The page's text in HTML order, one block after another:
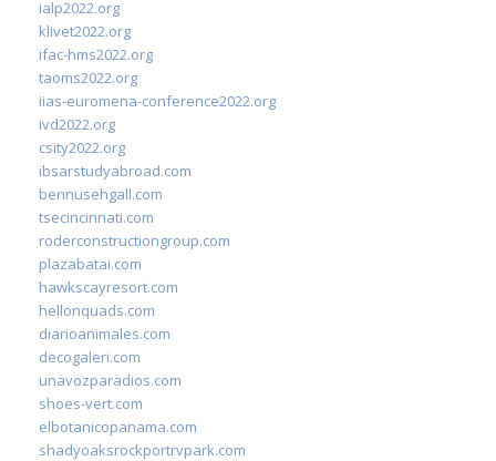
ialp2022.org
klivet2022.org
ifac-hms2022.org
taoms2022.org
iias-euromena-conference2022.org
ivd2022.org
csity2022.org
ibsarstudyabroad.com
bennusehgall.com
tsecincinnati.com
roderconstructiongroup.com
plazabatai.com
hawkscayresort.com
hellonquads.com
diarioanimales.com
decogaleri.com
unavozparadios.com
shoes-vert.com
elbotanicopanama.com
shadyoaksrockportrvpark.com